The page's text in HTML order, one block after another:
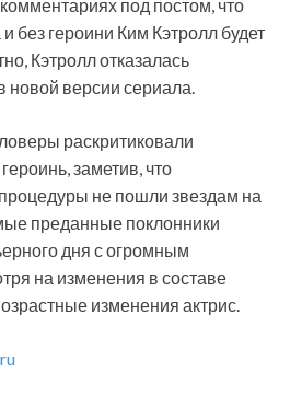
под постом, что
и без героини Ким Кэтролл будет
Кэтролл отказалась
новой версии сериала.
раскритиковали
заметив, что
не пошли звездам на
преданные поклонники
дня с огромным
на изменения в составе
изменения актрис.